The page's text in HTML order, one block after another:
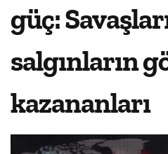
güç:
salgınların
kazananları